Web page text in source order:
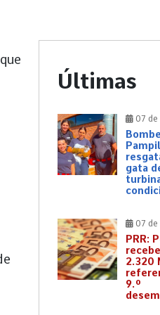
Últimas
07
gata
07
PRR:
2.320
9.º